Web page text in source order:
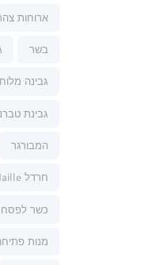
ארוחות
בשר
גבינה
גבינת
המבורגר
חרדל Maille
כשר לפסח
מנות